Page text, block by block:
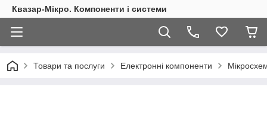
Квазар-Мікро. Компоненти і системи
Товари та послуги Електронні компоненти